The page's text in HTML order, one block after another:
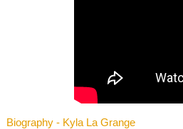
Biography - Kyla La Grange